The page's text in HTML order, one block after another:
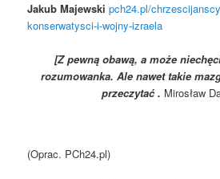
Jakub Majewski pch24.pl/
konserwatysci-i-wojny-izraela
[Z pewną obawą, a może
rozumowanka. Ale nawet takie
przeczytać . Mirosław
(Oprac. PCh24.pl)